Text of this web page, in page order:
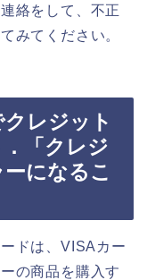
絡をして、不正
みてください。
レジット
「クレジ
になるこ
ドは、VISAカー
の商品を購入す